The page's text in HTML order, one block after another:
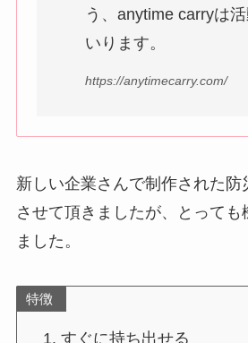
う、anytime carryは
いります。
https://anytimecarry.com/
新しい企業さんで制作された防
させて頂きましたが、とっても
ました。
特徴
すぐに持ち出せる